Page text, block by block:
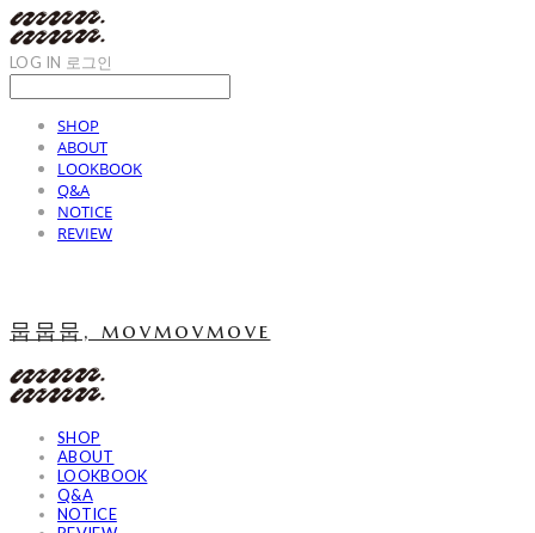
LOG IN 로그인
SHOP
ABOUT
LOOKBOOK
Q&A
NOTICE
REVIEW
뭅뭅뭅, movmovmove
SHOP
ABOUT
LOOKBOOK
Q&A
NOTICE